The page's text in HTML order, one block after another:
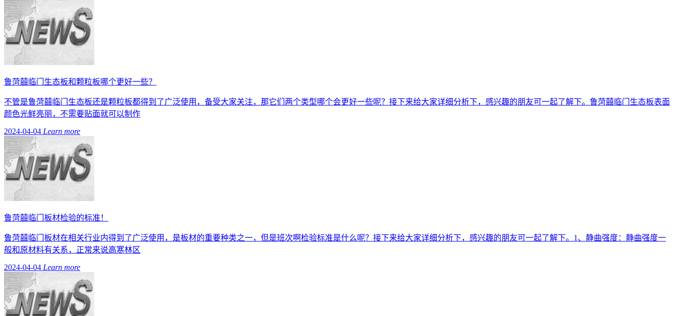
鲁菏囍临门生态板和颗粒板哪个更好一些？
不管是鲁菏囍临门生态板还是颗粒板都得到了广泛使用，备受大家关注，那它们两个类型哪个会更好一些呢？接下来给大家详细分析下，感兴趣的朋友可一起了解下。鲁菏囍临门生态板表面
颜色光鲜亮丽，不需要贴面就可以制作
2024-04-04 Learn more
鲁菏囍临门板材检验的标准！
鲁菏囍临门板材在相关行业内得到了广泛使用，是板材的重要种类之一，但是班次啊检验标准是什么呢？接下来给大家详细分析下，感兴趣的朋友可一起了解下。1、静曲强度：静曲强度一
般和原材料有关系，正常来说高寒林区
2024-04-04 Learn more